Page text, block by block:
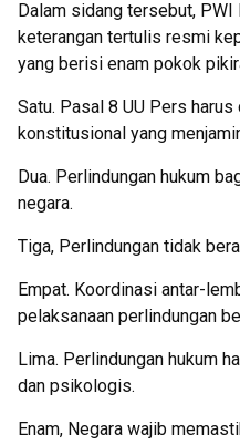
Dalam sidang tersebut, PWI
keterangan tertulis resmi
yang berisi enam pokok
Satu. Pasal 8 UU Pers
konstitusional yang
Dua. Perlindungan hukum
negara.
Tiga, Perlindungan tidak
Empat. Koordinasi antar-
pelaksanaan perlindungan
Lima. Perlindungan hukum
dan psikologis.
Enam, Negara wajib